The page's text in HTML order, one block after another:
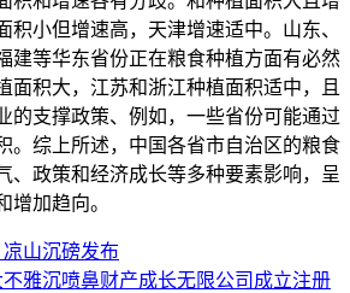
积小但增速高，天津增速适中。山东、
建等华东省份正在粮食种植方面有必然
面积大，江苏和浙江种植面积适中，且
的支撑政策、例如，一些省份可能通过
。综上所述，中国各省市自治区的粮食
、政策和经济成长等多种要素影响，呈
增加趋向。
山沉磅发布
雅沉喷鼻财产成长无限公司成立注册